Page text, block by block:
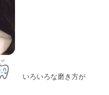
いろいろな磨き方が